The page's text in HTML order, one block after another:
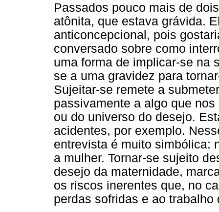
Passados pouco mais de
atônita, que estava grávida.
anticoncepcional, pois
conversado sobre como
uma forma de implicar-se na
se a uma gravidez para
Sujeitar-se remete a
passivamente a algo que
ou do universo do desejo.
acidentes, por exemplo.
entrevista é muito simbólica:
a mulher. Tornar-se sujeito
desejo da maternidade,
os riscos inerentes que, no
perdas sofridas e ao